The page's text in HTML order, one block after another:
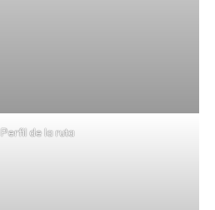
Perfil de la ruta